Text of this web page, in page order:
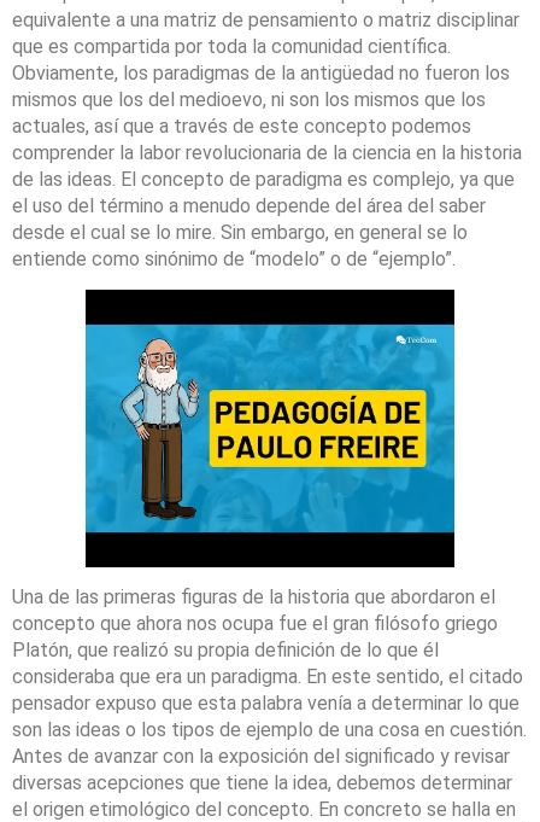
equivalente a una matriz de pensamiento o matriz disciplinar
que es compartida por toda la comunidad científica.
Obviamente, los paradigmas de la antigüedad no fueron los
mismos que los del medioevo, ni son los mismos que los
actuales, así que a través de este concepto podemos
comprender la labor revolucionaria de la ciencia en la historia
de las ideas. El concepto de paradigma es complejo, ya que
el uso del término a menudo depende del área del saber
desde el cual se lo mire. Sin embargo, en general se lo
entiende como sinónimo de “modelo” o de “ejemplo”.
Una de las primeras figuras de la historia que abordaron el
concepto que ahora nos ocupa fue el gran filósofo griego
Platón, que realizó su propia definición de lo que él
consideraba que era un paradigma. En este sentido, el citado
pensador expuso que esta palabra venía a determinar lo que
son las ideas o los tipos de ejemplo de una cosa en cuestión.
Antes de avanzar con la exposición del significado y revisar
diversas acepciones que tiene la idea, debemos determinar
el origen etimológico del concepto. En concreto se halla en